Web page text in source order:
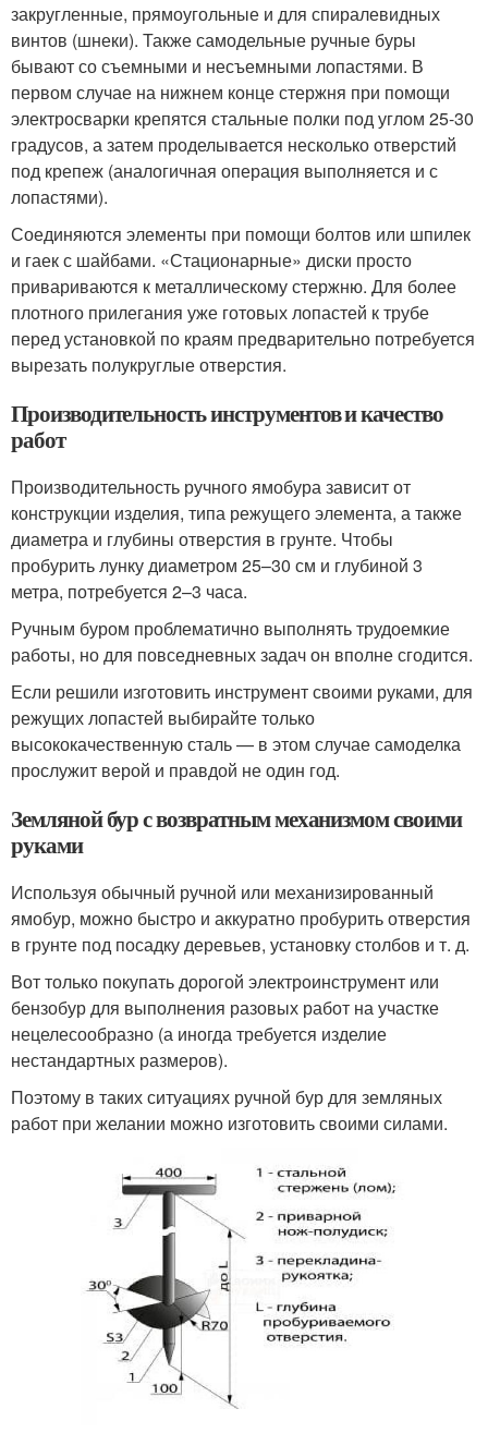
закругленные, прямоугольные и для спиралевидных
винтов (шнеки). Также самодельные ручные буры
бывают со съемными и несъемными лопастями. В
первом случае на нижнем конце стержня при помощи
электросварки крепятся стальные полки под углом 25-30
градусов, а затем проделывается несколько отверстий
под крепеж (аналогичная операция выполняется и с
лопастями).
Соединяются элементы при помощи болтов или шпилек
и гаек с шайбами. «Стационарные» диски просто
привариваются к металлическому стержню. Для более
плотного прилегания уже готовых лопастей к трубе
перед установкой по краям предварительно потребуется
вырезать полукруглые отверстия.
Производительность инструментов и качество
работ
Производительность ручного ямобура зависит от
конструкции изделия, типа режущего элемента, а также
диаметра и глубины отверстия в грунте. Чтобы
пробурить лунку диаметром 25–30 см и глубиной 3
метра, потребуется 2–3 часа.
Ручным буром проблематично выполнять трудоемкие
работы, но для повседневных задач он вполне сгодится.
Если решили изготовить инструмент своими руками, для
режущих лопастей выбирайте только
высококачественную сталь — в этом случае самоделка
прослужит верой и правдой не один год.
Земляной бур с возвратным механизмом своими
руками
Используя обычный ручной или механизированный
ямобур, можно быстро и аккуратно пробурить отверстия
в грунте под посадку деревьев, установку столбов и т. д.
Вот только покупать дорогой электроинструмент или
бензобур для выполнения разовых работ на участке
нецелесообразно (а иногда требуется изделие
нестандартных размеров).
Поэтому в таких ситуациях ручной бур для земляных
работ при желании можно изготовить своими силами.